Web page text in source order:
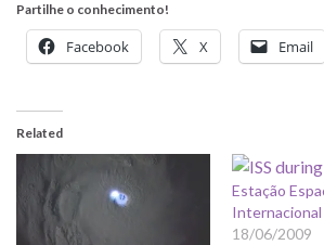
Partilhe o conhecimento!
Facebook X Email
Related
Estação
Internacional
18/06/2009